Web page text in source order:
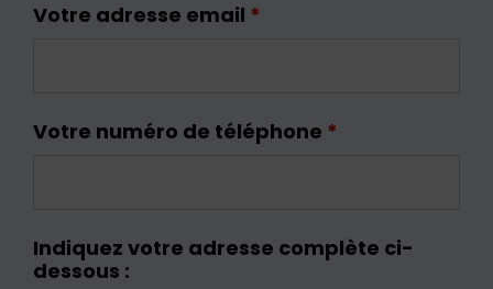
Votre adresse email *
Votre numéro de téléphone *
Indiquez votre adresse complète ci-
dessous :